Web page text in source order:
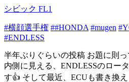
シビック FL1
#横顔選手権 ##HONDA #mugen
#ENDLESS
半年ぶりぐらいの投稿 お題に則
内側に見える、ENDLESSのロー
す👍 そして最近、ECUも書き換え